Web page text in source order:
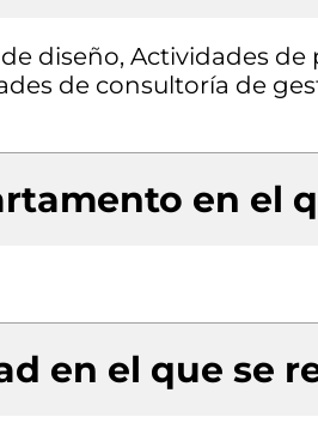
diseño, Actividades
de consultoría de
en el
en el que se